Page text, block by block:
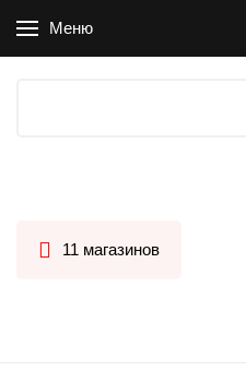
Меню
11 магазинов